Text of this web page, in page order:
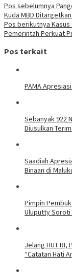
Pos sebelumnya
Kuda MBD
Pos berikutnya Kasus
Pemerintah Perkuat
Pos terkait
PAMA
Sebanyak 922
Diusulkan
Saadiah
Binaan di
Pimpin
Uluputty
Jelang HUT RI,
“Catatan Hati